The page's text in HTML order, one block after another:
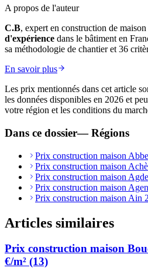
A propos de l'auteur
C.B, expert en construction de
d'expérience dans le bâtiment en
sa méthodologie de chantier et 36
En savoir plus
Les prix mentionnés dans cet article
les données disponibles en 2026 et
votre région et les conditions du
Dans ce dossier—Régions
Prix construction maison
Prix construction maison
Prix construction maison
Prix construction maison
Prix construction maison Ain
Articles similaires
Prix construction maison
€/m² (13)